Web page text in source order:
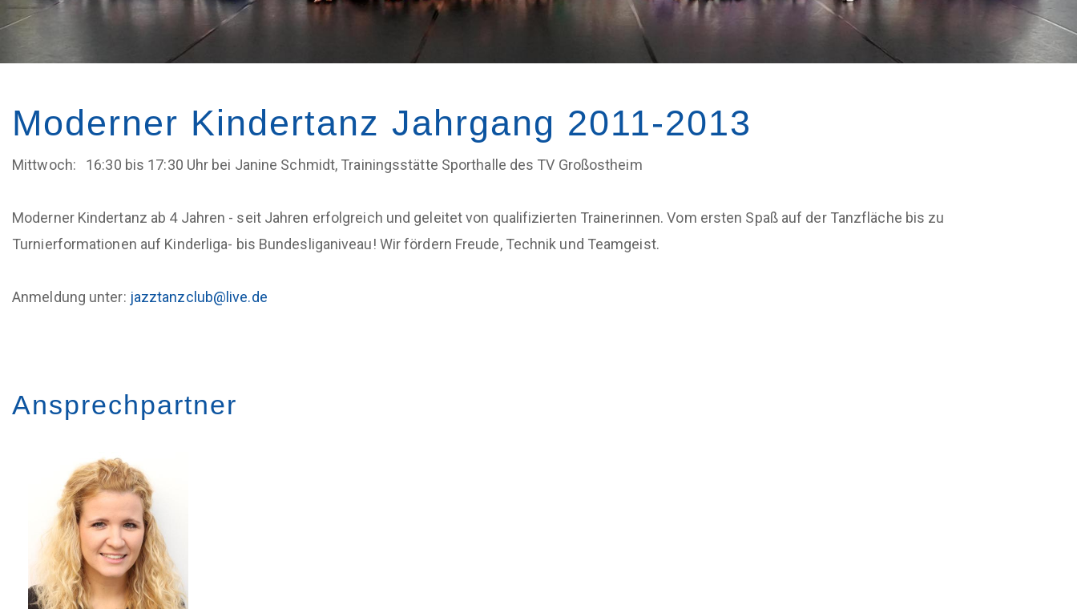
a
t
o
n
n
t
e
n
u
Moderner Kindertanz Jahrgang 2011-2013
Mittwoch: 16:30 bis 17:30 Uhr bei Janine Schmidt, Trainingsstätte Sporthalle des TV Großostheim
Moderner Kindertanz ab 4 Jahren - seit Jahren erfolgreich und geleitet von qualifizierten Trainerinnen. Vom ersten Spaß auf der Tanzfläche bis zu
Turnierformationen auf Kinderliga- bis Bundesliganiveau! Wir fördern Freude, Technik und Teamgeist.
Anmeldung unter: jazztanzclub@live.de
Ansprechpartner